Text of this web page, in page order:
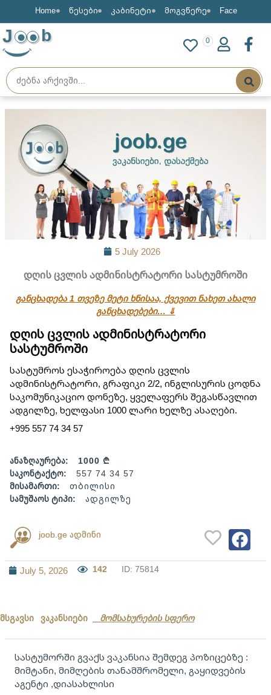
Home წესები კაბინეტი მოგვწერე Face
J b 0
5 July 2026
დღის ცვლის ადმინისტრატორი სასტუმროში
განცხადება 1 თვეზე მეტი ხნისაა, ქვევით ნახეთ ახალი
განცხადებები… ⇓
დღის ცვლის ადმინისტრატორი
სასტუმროში
სასტუმროს ესაჭიროება დღის ცვლის
ადმინისტრატორი, გრაფიკი 2/2, ინგლისურის ცოდნა
საკომუნიკაციო დონეზე, ყველაფერს შეგასწავლით
ადგილზე, ხელფასი 1000 ლარი ხელზე ასაღები.
+995 557 74 34 57
ანაზღაურება:
1000 ₾
საკონტაქტო:
557 74 34 57
მისამართი:
თბილისი
სამუშაოს ტიპი:
ადგილზე
joob.ge ადმინი
July 5, 2026 142 ID: 75814
მსგავსი ვაკანსიები მომსახურების სფერო
სასტუმორში გვაქს ვაკანსია შემდეგ პოზიცებზე :
მიმტანი, მიმღების თანამშრომელი, გაყიდვების
აგენტი ,დიასახლისი